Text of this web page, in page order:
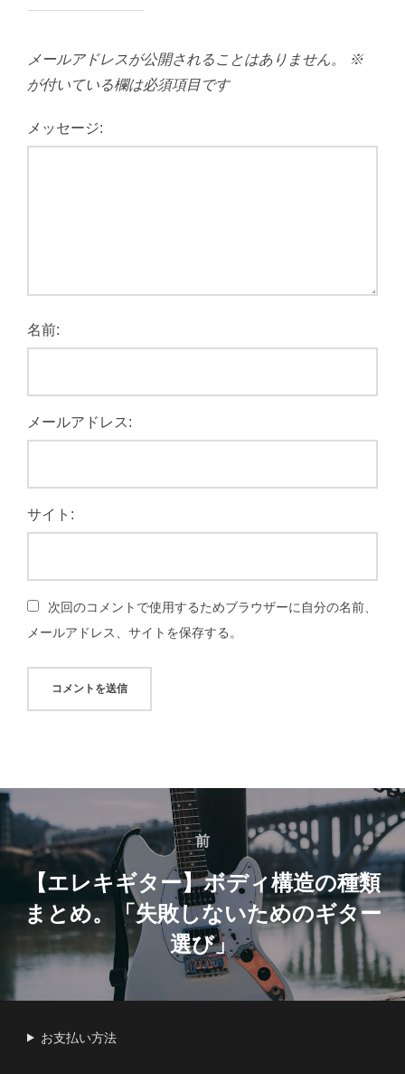
メールアドレスが公開されることはありません。
※
が付いている欄は必須項目です
メッセージ:
名前:
メールアドレス:
サイト:
次回のコメントで使用するためブラウザーに自分の名前、
メールアドレス、サイトを保存する。
投
稿
ナ
ゲ
ー
前
前
【エレキギター】ボディ構造の種類
まとめ。「失敗しないためのギター
選び」
お支払い方法